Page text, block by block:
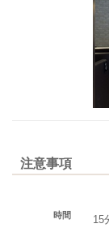
注意事項
時間
15